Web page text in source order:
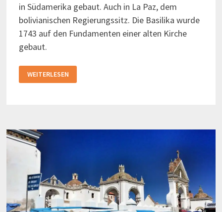
in Südamerika gebaut. Auch in La Paz, dem
bolivianischen Regierungssitz. Die Basilika wurde
1743 auf den Fundamenten einer alten Kirche
gebaut.
KIRCHE
UND
WEITERLESEN